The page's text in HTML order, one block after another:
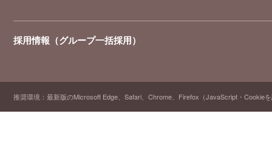
採用情報（グループ一括採用）
推奨環境：最新版のMicrosoft Edge、Safari、Chrome、Firefox（JavaScript・Cookie